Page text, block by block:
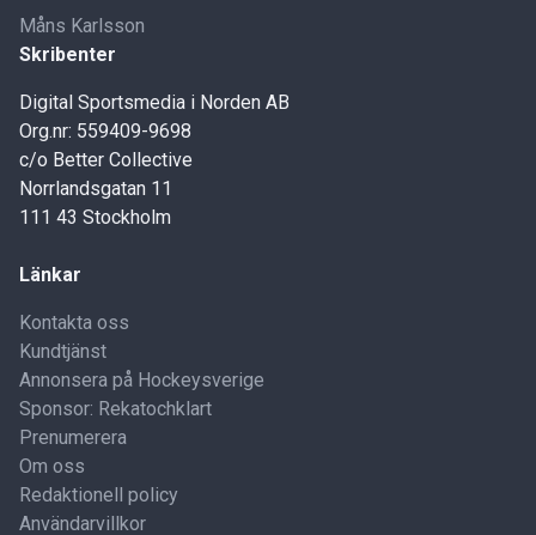
Måns Karlsson
Skribenter
Digital Sportsmedia i Norden AB
Org.nr: 559409-9698
c/o Better Collective
Norrlandsgatan 11
111 43 Stockholm
Länkar
Kontakta oss
Kundtjänst
Annonsera på Hockeysverige
Sponsor: Rekatochklart
Prenumerera
Om oss
Redaktionell policy
Användarvillkor